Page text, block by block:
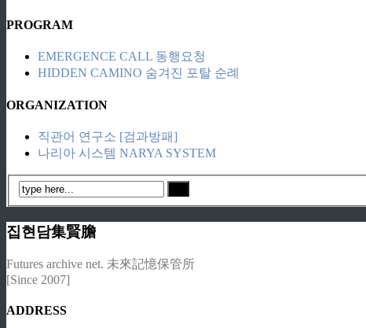
PROGRAM
EMERGENCE CALL 동행요청
HIDDEN CAMINO 숨겨진 포탈 순례
ORGANIZATION
직관어 연구소 [검과방패]
나리아 시스템 NARYA SYSTEM
집현담集賢膽
Futures archive net. 未來記憶保管所
[Since 2007]
ADDRESS